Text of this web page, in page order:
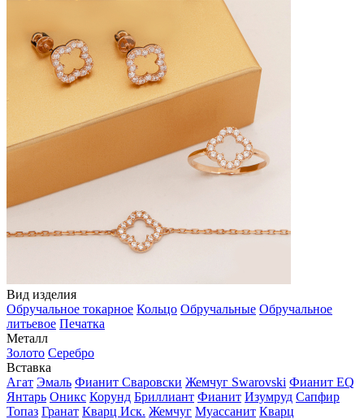
Вид изделия
Обручальное токарное Кольцо Обручальные Обручальное
литьевое Печатка
Металл
Золото Серебро
Вставка
Агат Эмаль Фианит Сваровски Жемчуг Swarovski Фианит EQ
Янтарь Оникс Корунд Бриллиант Фианит Изумруд Сапфир
Топаз Гранат Кварц Иск. Жемчуг Муассанит Кварц